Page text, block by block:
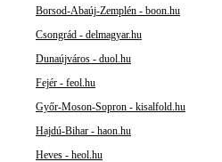
Borsod-Abaúj-Zemplén - boon.hu
Csongrád - delmagyar.hu
Dunaújváros - duol.hu
Fejér - feol.hu
Győr-Moson-Sopron - kisalfold.hu
Hajdú-Bihar - haon.hu
Heves - heol.hu